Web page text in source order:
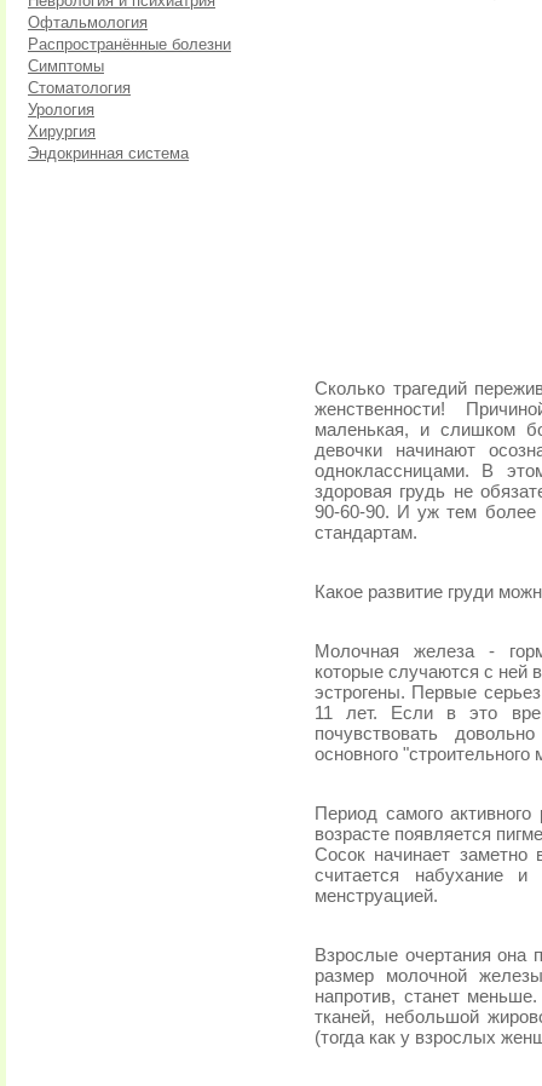
Офтальмология
Распространённые болезни
Симптомы
Стоматология
Урология
Хирургия
Эндокринная система
Сколько трагедий
женственности!
маленькая, и слишком
девочки начинают
одноклассницами. В
здоровая грудь не
90-60-90. И уж тем более
стандартам.
Какое развитие груди
Молочная железа -
которые случаются с ней
эстрогены. Первые
11 лет. Если в это
почувствовать
основного
Период самого
возрасте появляется
Сосок начинает заметно
считается набухание
менструацией.
Взрослые очертания она
размер молочной
напротив, станет
тканей, небольшой
(тогда как у взрослых